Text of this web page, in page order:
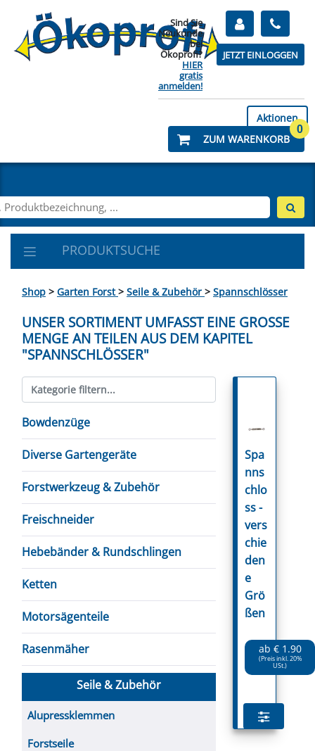
Sind Sie
Neukunde
bei
Ökoprofi?
HIER
gratis
anmelden!
JETZT EINLOGGEN
Aktionen
ZUM WARENKORB
0
PRODUKTSUCHE
Shop > Garten Forst> Seile & Zubehör > Spannschlösser
UNSER SORTIMENT UMFASST EINE GROSSE M
ENGE AN TEILEN AUS DEM KAPITEL "
SPANNSCHLÖSSER"
Bowdenzüge
Diverse Gartengeräte
Forstwerkzeug & Zubehör
Freischneider
Hebebänder & Rundschlingen
Ketten
Motorsägenteile
Rasenmäher
Seile & Zubehör
Alupressklemmen
Forstseile
Spa
nns
chlo
ss -
vers
chie
den
e
Grö
ßen
ab € 1.90
(Preis inkl. 20%
USt.)